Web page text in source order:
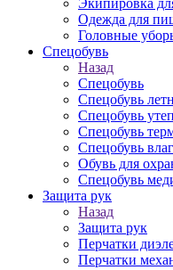
Экипировка
Одежда для
Головные
Спецобувь
Назад
Спецобувь
Спецобувь
Спецобувь
Спецобувь
Спецобувь
Обувь для
Спецобувь
Защита рук
Назад
Защита рук
Перчатки
Перчатки